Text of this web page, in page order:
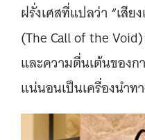
ฝรั่งเศสที่แปลว่า “เสีย
(The Call of the
และความตื่นเต้นของก
แน่นอนเป็นเครื่องนำท